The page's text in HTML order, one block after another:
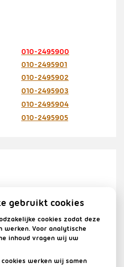
010-2495900
010-2495901
010-2495902
010-2495903
010-2495904
010-2495905
IN DE PRAKTIJK
gebruikt cookies
cookies zodat deze
werken. Voor analytische
inhoud vragen wij uw
werken wij samen